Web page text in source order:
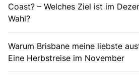
Coast? – Welches Ziel ist im
Wahl?
Warum Brisbane meine liebste
Eine Herbstreise im November